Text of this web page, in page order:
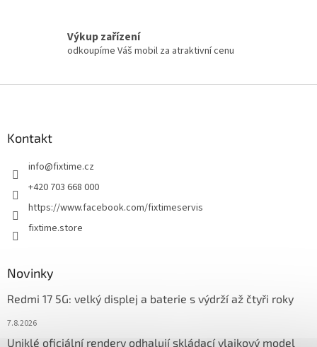
Výkup zařízení
odkoupíme Váš mobil za atraktivní cenu
Kontakt
info@fixtime.cz
+420 703 668 000
https://www.facebook.com/fixtimeservis
fixtime.store
Novinky
Redmi 17 5G: velký displej a baterie s výdrží až čtyři roky
7.8.2026
Uniklé oficiální rendery odhalují skládací vlajkový model